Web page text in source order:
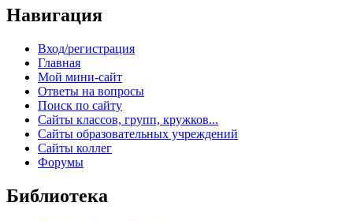
Навигация
Вход/регистрация
Главная
Мой мини-сайт
Ответы на вопросы
Поиск по сайту
Сайты классов, групп, кружков...
Сайты образовательных учреждений
Сайты коллег
Форумы
Библиотека